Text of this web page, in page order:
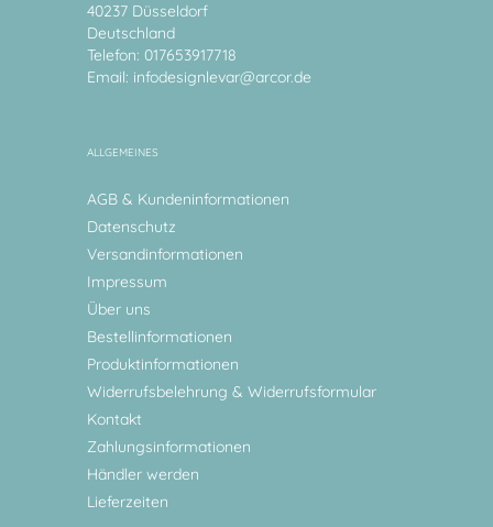
40237 Düsseldorf
Deutschland
Telefon: 017653917718
Email: infodesignlevar@arcor.de
ALLGEMEINES
AGB & Kundeninformationen
Datenschutz
Versandinformationen
Impressum
Über uns
Bestellinformationen
Produktinformationen
Widerrufsbelehrung & Widerrufsformular
Kontakt
Zahlungsinformationen
Händler werden
Lieferzeiten